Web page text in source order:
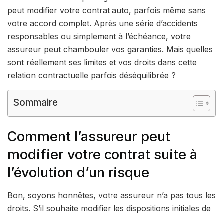
peut modifier votre contrat auto, parfois même sans
votre accord complet. Après une série d’accidents
responsables ou simplement à l’échéance, votre
assureur peut chambouler vos garanties. Mais quelles
sont réellement ses limites et vos droits dans cette
relation contractuelle parfois déséquilibrée ?
Sommaire
Comment l’assureur peut
modifier votre contrat suite à
l’évolution d’un risque
Bon, soyons honnêtes, votre assureur n’a pas tous les
droits. S’il souhaite modifier les dispositions initiales de